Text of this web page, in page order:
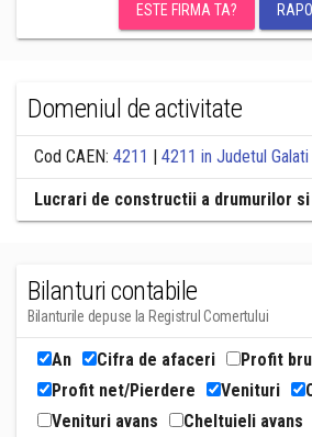
ESTE FIRMA TA?
Domeniul de activitate
Cod CAEN: 4211 | 4211 in Judetul Galati
Lucrari de constructii a drumurilor
Bilanturi contabile
Bilanturile depuse la Registrul Comertului
An Cifra de afaceri
Profit
Profit net/Pierdere
Venituri
Venituri avans
Cheltuieli avans